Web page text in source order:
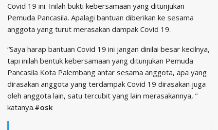
Covid 19 ini. Inilah bukti kebersamaan yang ditunjukan
Pemuda Pancasila. Apalagi bantuan diberikan ke sesama
anggota yang turut merasakan dampak Covid 19.
“Saya harap bantuan Covid 19 ini jangan dinilai besar kecilnya,
tapi inilah bentuk kebersamaan yang ditunjukan Pemuda
Pancasila Kota Palembang antar sesama anggota, apa yang
dirasakan anggota yang terdampak Covid 19 dirasakan juga
oleh anggota lain, satu tercubit yang lain merasakannya, ”
katanya.#osk